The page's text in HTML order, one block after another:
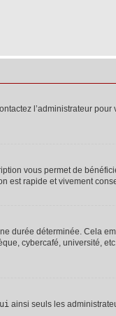
l’administrateur
vous permet de
est rapide et vivement
durée déterminée. Cela
cybercafé, université,
ainsi seuls les